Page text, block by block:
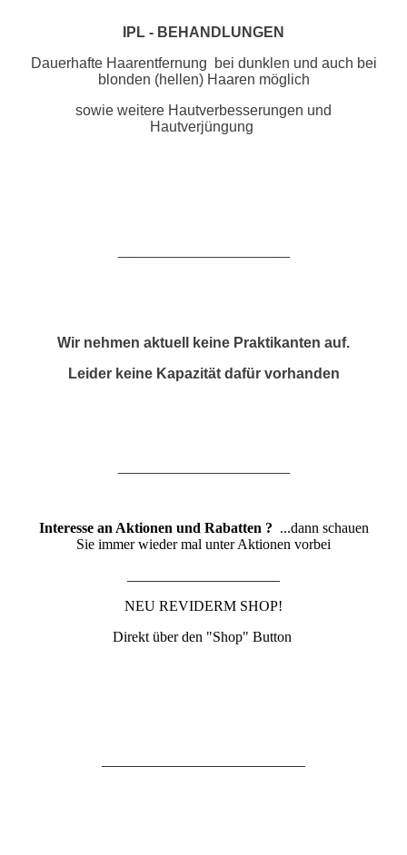
IPL - BEHANDLUNGEN
Dauerhafte Haarentfernung bei dunklen und auch bei
blonden (hellen) Haaren möglich
sowie weitere Hautverbesserungen und
Hautverjüngung
Wir nehmen aktuell keine Praktikanten auf.
Leider keine Kapazität dafür vorhanden
Interesse an Aktionen und Rabatten ? ...dann schauen
Sie immer wieder mal unter Aktionen vorbei
NEU REVIDERM SHOP!
Direkt über den "Shop" Button